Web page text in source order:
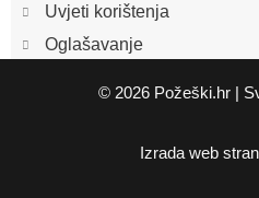
Uvjeti korištenja
Oglašavanje
© 2026 Požeški.hr |
Izrada web